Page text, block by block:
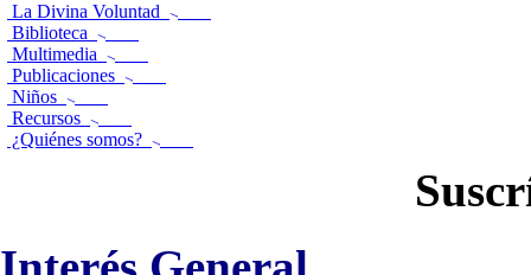
La Divina Voluntad
Biblioteca
Multimedia
Publicaciones
Niños
Recursos
¿Quiénes somos?